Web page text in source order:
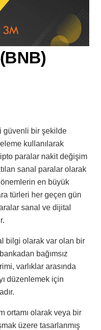
güvenli bir şekilde
kullanılarak
paralar nakit değişim
sanal paralar olarak
en büyük
türleri her geçen gün
sanal ve dijital
bilgi olarak var olan bir
bağımsız
varlıklar arasında
düzenlemek için
ortamı olarak veya bir
üzere tasarlanmış